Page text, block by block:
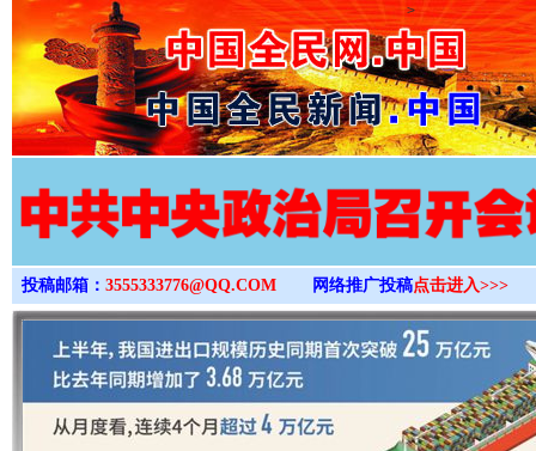
>
投稿邮箱： 3555333776@QQ.COM 网络推广投稿点击进入>>>